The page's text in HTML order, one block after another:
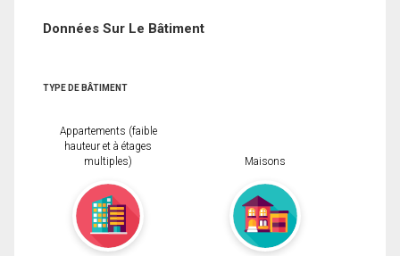
Données Sur Le Bâtiment
TYPE DE BÂTIMENT
Appartements (faible
hauteur et à étages
multiples)
Maisons